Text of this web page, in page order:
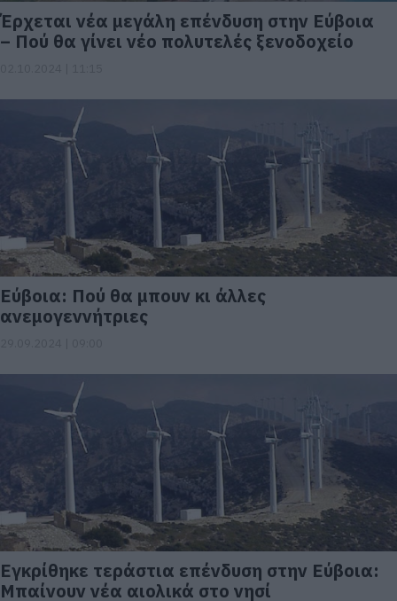
Έρχεται νέα μεγάλη επένδυση στην Εύβοια
– Πού θα γίνει νέο πολυτελές ξενοδοχείο
Εύβοια: Πού θα μπουν κι άλλες
ανεμογεννήτριες
Εγκρίθηκε τεράστια επένδυση στην Εύβοια:
Μπαίνουν νέα αιολικά στο νησί